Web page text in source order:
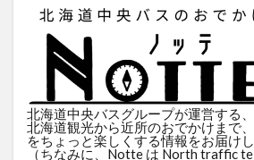
北海道中央バスグループが運営する
北海道観光から近所のおでかけまで
をちょっと楽しくする情報をお届けし
（ちなみに、Notte は North traffic